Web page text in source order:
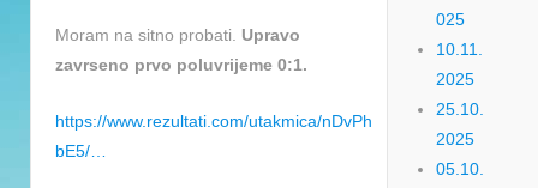
Moram na sitno probati. Upravo
zavrseno prvo poluvrijeme 0:1.
https://www.rezultati.com/utakmica/nDvPh
bE5/…
025
10.11.
2025
25.10.
2025
05.10.